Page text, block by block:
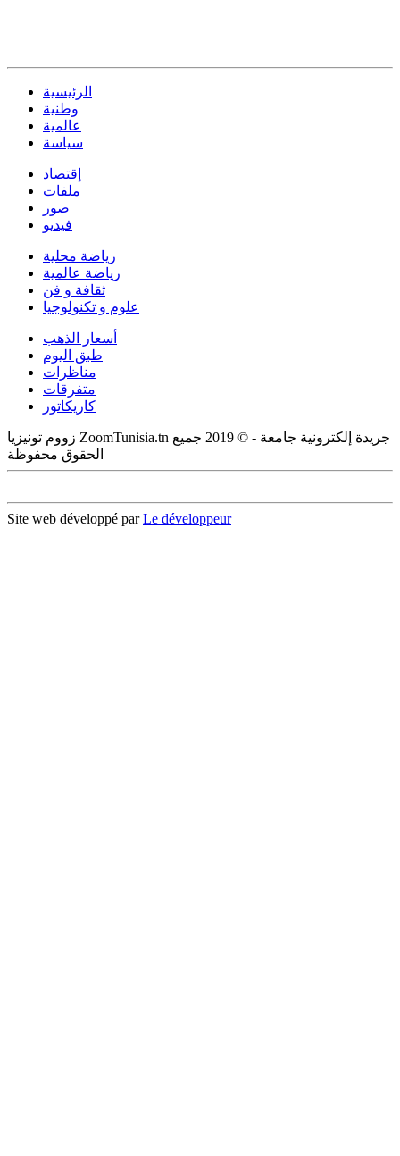
الرئيسية
وطنية
عالمية
سياسة
إقتصاد
ملفات
صور
فيديو
رياضة محلية
رياضة عالمية
ثقافة و فن
علوم و تكنولوجيا
أسعار الذهب
طبق اليوم
مناظرات
متفرقات
كاريكاتور
زووم تونيزيا ZoomTunisia.tn جريدة إلكترونية جامعة - © 2019 جميع
الحقوق محفوظة
Site web développé parLe développeur